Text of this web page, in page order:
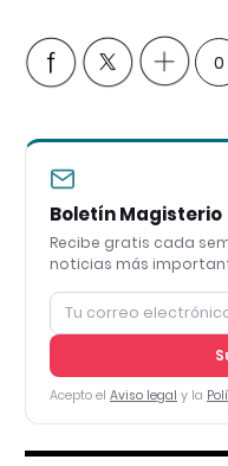
0
Boletín Magisterio
Recibe gratis cada
noticias más
Acepto el Aviso legal y la